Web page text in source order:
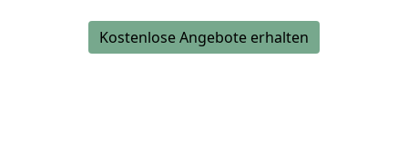
Kostenlose Angebote erhalten